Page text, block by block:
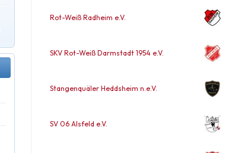
Rot-Weiß Radheim e.V.
SKV Rot-Weiß Darmstadt 1954 e.V.
Stangenquäler Heddsheim n.e.V.
SV 06 Alsfeld e.V.